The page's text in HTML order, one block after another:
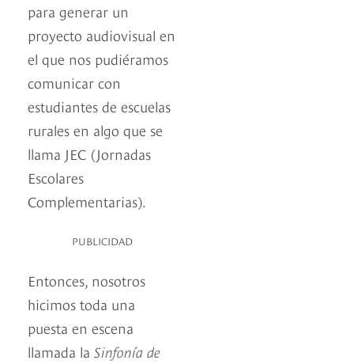
para generar un
proyecto audiovisual en
el que nos pudiéramos
comunicar con
estudiantes de escuelas
rurales en algo que se
llama JEC (Jornadas
Escolares
Complementarias).
PUBLICIDAD
Entonces, nosotros
hicimos toda una
puesta en escena
llamada la Sinfonía de